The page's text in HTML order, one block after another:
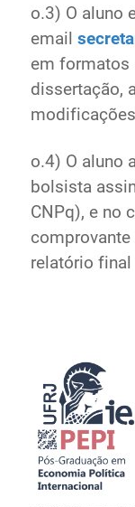
o.3) O aluno
email
em formatos
dissertação,
o.4) O aluno
bolsista
CNPq), e no
relatório